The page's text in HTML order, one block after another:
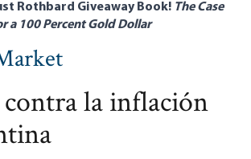
Rothbard Giveaway Book! The Case
a 100 Percent Gold Dollar
la inflación